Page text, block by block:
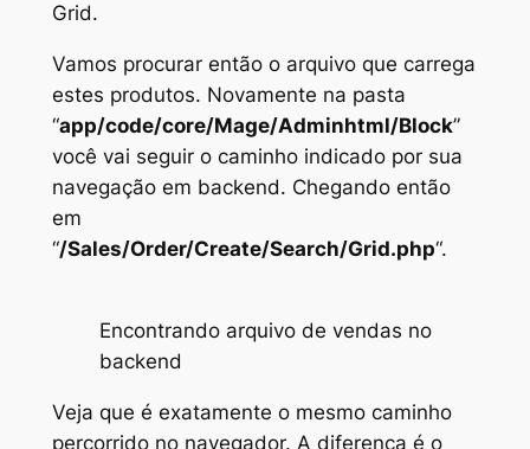
Grid.
Vamos procurar então o arquivo que carrega
estes produtos. Novamente na pasta
“app/code/core/Mage/Adminhtml/Block”
você vai seguir o caminho indicado por sua
navegação em backend. Chegando então
em
“/Sales/Order/Create/Search/Grid.php“.
Encontrando arquivo de vendas no
backend
Veja que é exatamente o mesmo caminho
percorrido no navegador. A diferença é o